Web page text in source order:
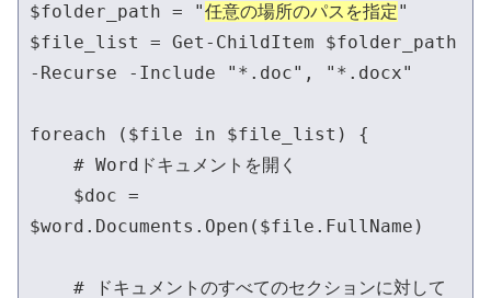
$folder_path = "任意の場所のパスを指定"
$file_list = Get-ChildItem $folder_path
-Recurse -Include "*.doc", "*.docx"
foreach ($file in $file_list) {
$word.Documents.Open($file.FullName)